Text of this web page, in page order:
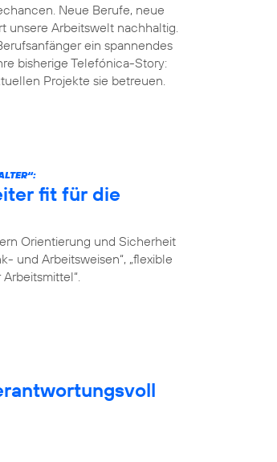
Neue Berufe, neue
unsere Arbeitswelt nachhaltig.
ein spannendes
bisherige Telefónica-Story:
Projekte sie betreuen.
fit für die
Orientierung und Sicherheit
und Arbeitsweisen“, „flexible